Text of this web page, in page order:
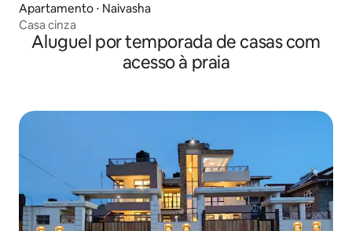
Apartamento ⋅ Naivasha
Casa cinza
Aluguel por temporada de casas com
acesso à praia